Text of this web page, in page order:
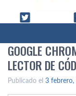
GOOGLE
LECTOR DE
Publicado el 3 febrero,